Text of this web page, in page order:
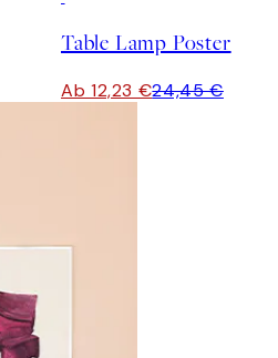
Table Lamp Poster
Ab 12,23 €24,45 €